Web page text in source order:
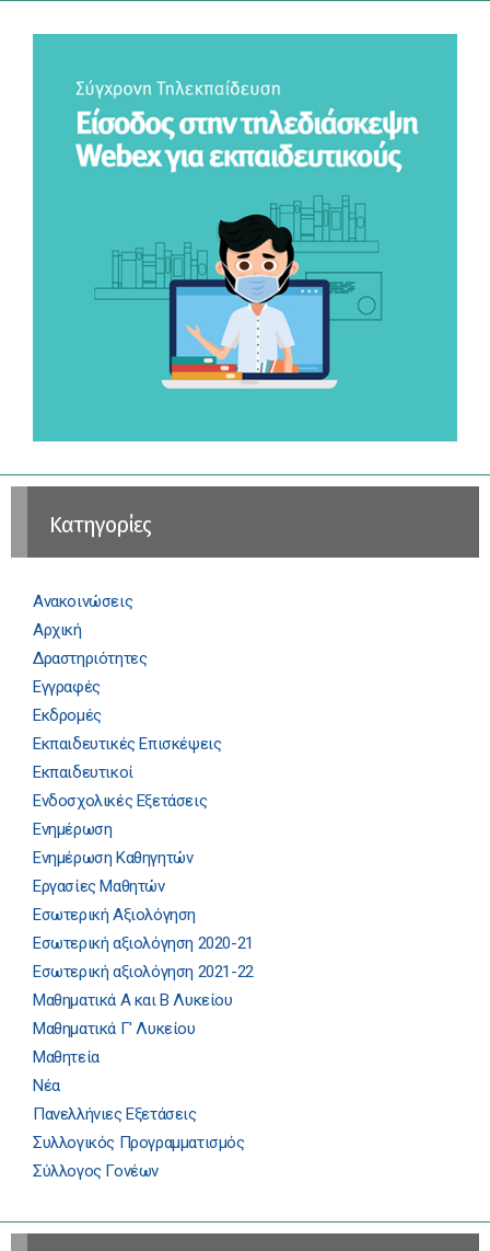
Kατηγορίες
Ανακοινώσεις
Αρχική
Δραστηριότητες
Εγγραφές
Εκδρομές
Εκπαιδευτικές Επισκέψεις
Εκπαιδευτικοί
Ενδοσχολικές Εξετάσεις
Ενημέρωση
Ενημέρωση Καθηγητών
Εργασίες Μαθητών
Εσωτερική Αξιολόγηση
Εσωτερική αξιολόγηση 2020-21
Εσωτερική αξιολόγηση 2021-22
Μαθηματικά Α και Β Λυκείου
Μαθηματικά Γ' Λυκείου
Μαθητεία
Νέα
Πανελλήνιες Εξετάσεις
Συλλογικός Προγραμματισμός
Σύλλογος Γονέων